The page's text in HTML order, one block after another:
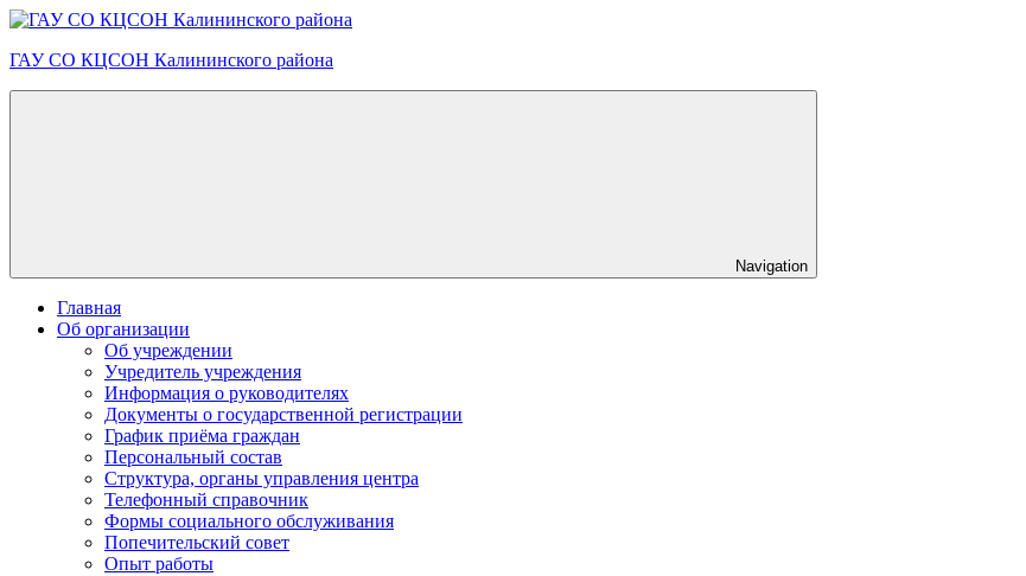
Skip
content
ГАУ СО КЦСОН Калининского района
Navigation
Главная
Об организации
Об учреждении
Учредитель учреждения
Информация о руководителях
Документы о государственной регистрации
График приёма граждан
Персональный состав
Структура, органы управления центра
Телефонный справочник
Формы социального обслуживания
Попечительский совет
Опыт работы